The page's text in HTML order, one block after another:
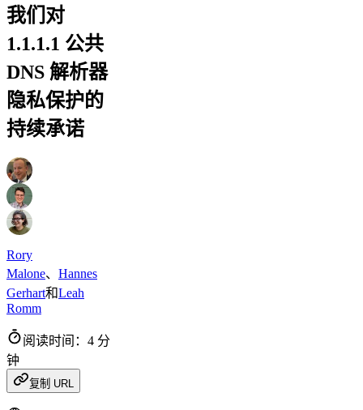
我们对
1.1.1.1 公共
DNS 解析器
隐私保护的
持续承诺
Rory
Malone、 Hannes
Gerhart和Leah
Romm
阅读时间：4 分
钟
复制 URL